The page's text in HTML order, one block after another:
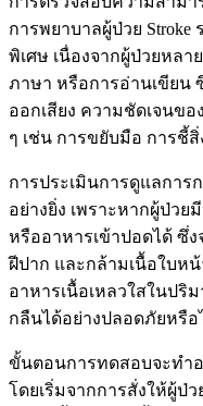
การพยาบาลผู้ป่วย
พิเศษ เนื่องจากผู้ป่วยหล
ภาษา หรือการอ่านเขียน
ออกเสียง ความชัดเจนข
ๆ เช่น การขยับมือ การชี้สิ่
การประเมินการดูแลการ
อย่างยิ่ง เพราะหากผู้ป่ว
หรืออาหารเข้าปอดได้ ซึ่
ฝีปาก และกล้ามเนื้อใบห
อาหารเนื้อเหลวใสในปริ
กลืนได้อย่างปลอดภัยหรือ
ขั้นตอนการทดสอบจะทำอ
โดยเริ่มจากการสั่งให้ผู้ป่